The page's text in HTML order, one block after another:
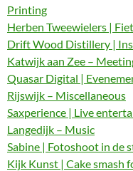
Printing
Herben Tweewielers |
Drift Wood Distillery |
Katwijk aan Zee –
Quasar Digital |
Rijswijk – Miscellaneous
Saxperience | Live
Langedijk – Music
Sabine | Fotoshoot in de
Kijk Kunst | Cake smash